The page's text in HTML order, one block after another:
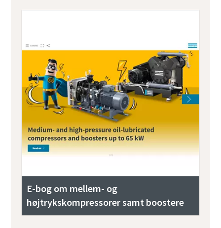
E-bog om mellem- og
højtrykskompressorer samt boostere